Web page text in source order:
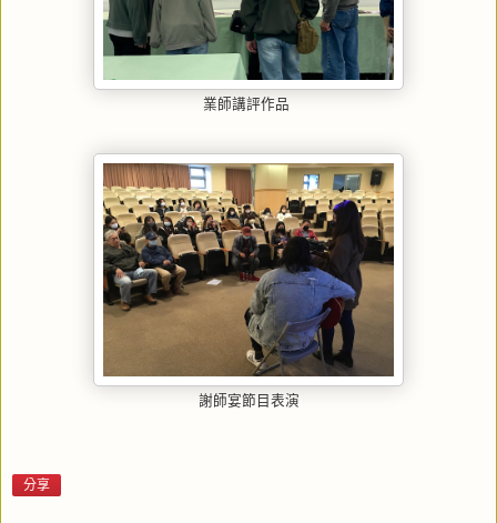
業師講評作品
謝師宴節目表演
分享